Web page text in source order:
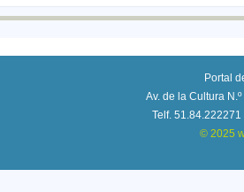
Portal
Av. de la Cultura
Telf.
© 2025